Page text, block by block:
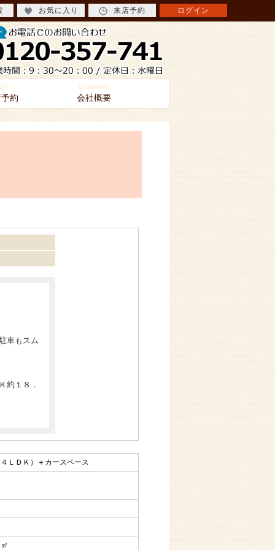
約
COMPANY
会社概要
車もスム
１８．
ＬＤＫ）＋カースペース
お気に入り 来店予約 ログイン